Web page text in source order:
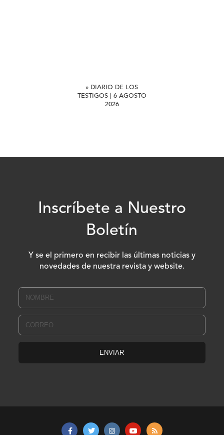
» DIARIO DE LOS
TESTIGOS | 6 AGOSTO
2026
Inscríbete a Nuestro
Boletín
Y se el primero en recibir las últimas noticias y
novedades de nuestra revista y website.